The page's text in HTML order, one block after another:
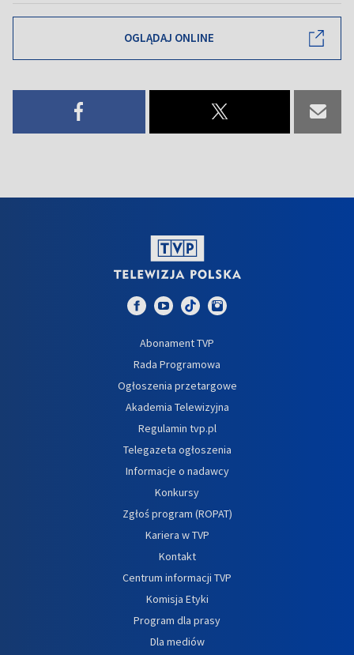
OGLĄDAJ ONLINE
Abonament TVP
Rada Programowa
Ogłoszenia przetargowe
Akademia Telewizyjna
Regulamin tvp.pl
Telegazeta ogłoszenia
Informacje o nadawcy
Konkursy
Zgłoś program (ROPAT)
Kariera w TVP
Kontakt
Centrum informacji TVP
Komisja Etyki
Program dla prasy
Dla mediów